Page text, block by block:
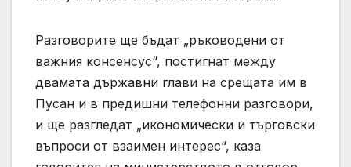
Разговорите ще бъдат „ръководени от
важния консенсус“, постигнат между
двамата държавни глави на срещата им в
Пусан и в предишни телефонни разговори,
и ще разгледат „икономически и търговски
въпроси от взаимен интерес“, каза